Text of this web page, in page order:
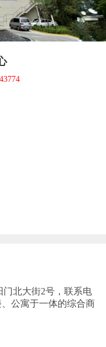
北大街2号，联系电
、公寓于一体的综合商